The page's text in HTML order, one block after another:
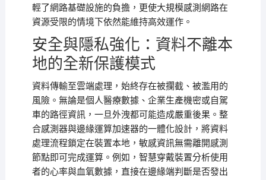
輕了網路基礎設施的負擔，更使大規模感測網路在
資源受限的情境下依然能維持高效運作。
安全與隱私強化：資料不離本
地的全新保護模式
資料傳輸至雲端處理，始終存在被攔截、被濫用的
風險。無論是個人醫療數據、企業生產機密或自駕
車的路徑資訊，一旦外洩都可能造成嚴重後果。整
合感測器與邊緣運算加速器的一體化設計，將資料
處理流程鎖定在裝置本地，敏感資訊無需離開感測
節點即可完成運算。例如，智慧穿戴裝置分析使用
者的心率與血氧數據，直接在邊緣端判斷是否發出